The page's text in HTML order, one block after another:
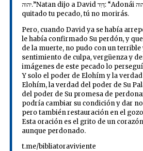
יהוה.”Natan dijo a David דָּוִד: “Adonái יהוה también ha
quitado tu pecado, tú no morirás.
Pero, cuando David ya se había
le había confirmado Su perdón, y
de la muerte, no pudo con un
sentimiento de culpa, vergüenza y
imágenes de este pecado lo
Y solo el poder de Elohím y la
Elohím, la verdad del poder de Su
del poder de Su promesa de
podría cambiar su condición y dar
pero también restauración en el
Esta oración es el grito de un
aunque perdonado.
t.me/bibliatoraviviente